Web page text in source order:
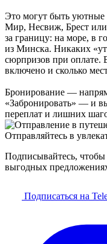
Это могут быть
Мир, Несвиж, Брест
за границу: на море, в
из Минска. Никаких
сюрпризов при оплате.
включено и сколько
Бронирование —
«Забронировать» — и
переплат и лишних
Отправляйтесь в
Подписывайтесь,
выгодных
Подписаться на